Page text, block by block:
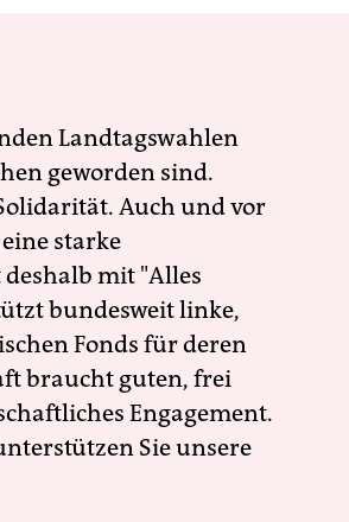
Landtagswahlen
geworden sind.
Auch und vor
starke
mit "Alles
bundesweit linke,
Fonds für deren
braucht guten, frei
Engagement.
Sie unsere